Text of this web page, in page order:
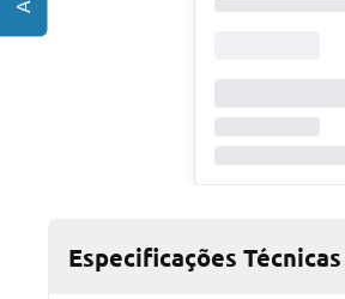
Especificações Técnicas